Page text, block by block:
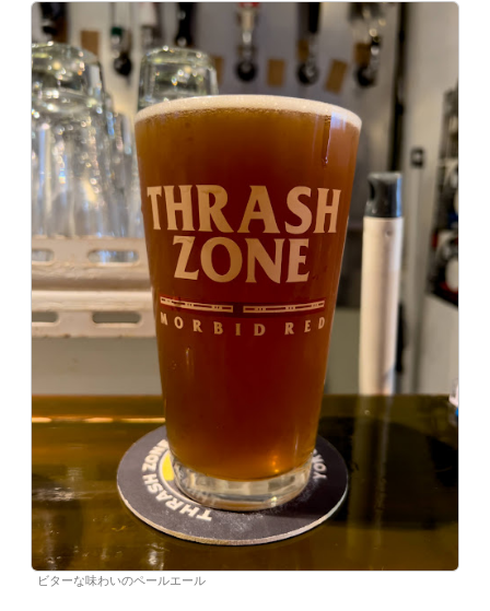
ビターな味わいのペールエール